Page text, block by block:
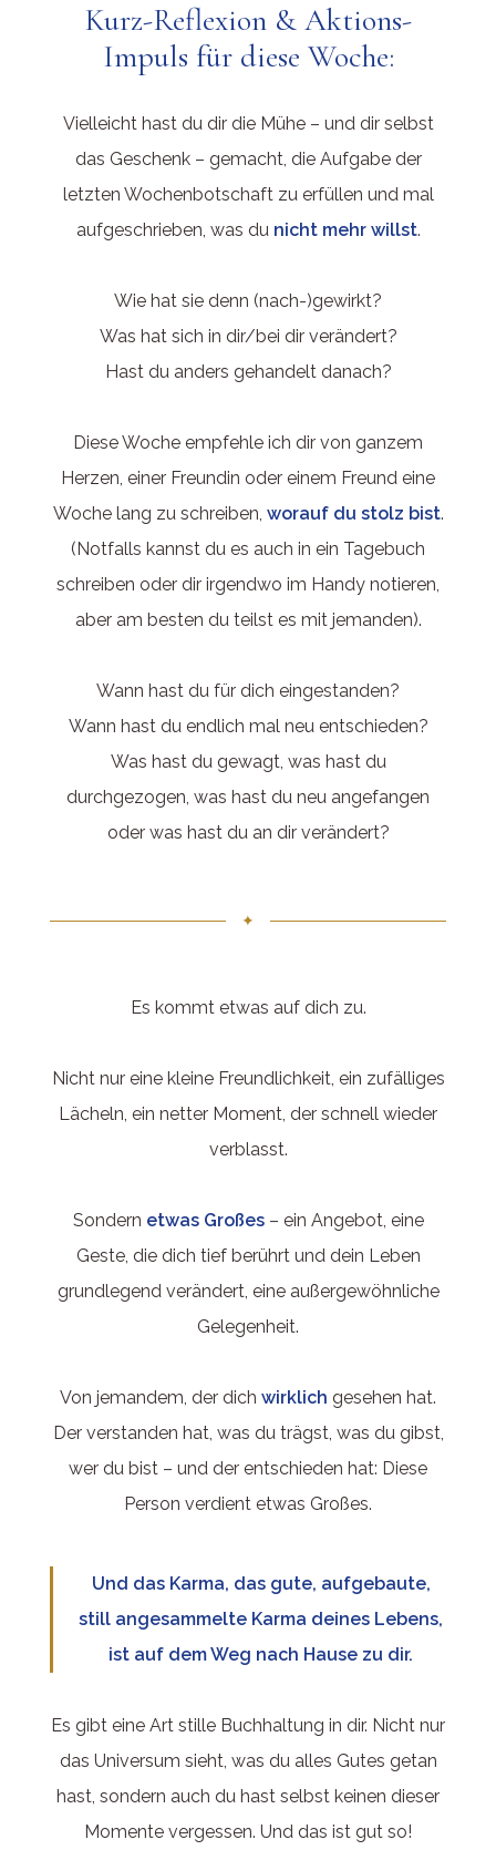
Kurz-Reflexion & Aktions-
Impuls für diese Woche:
Vielleicht hast du dir die Mühe – und dir selbst
das Geschenk – gemacht, die Aufgabe der
letzten Wochenbotschaft zu erfüllen und mal
aufgeschrieben, was du nicht mehr willst.
Wie hat sie denn (nach-)gewirkt?
Was hat sich in dir/bei dir verändert?
Hast du anders gehandelt danach?
Diese Woche empfehle ich dir von ganzem
Herzen, einer Freundin oder einem Freund eine
Woche lang zu schreiben, worauf du stolz bist.
(Notfalls kannst du es auch in ein Tagebuch
schreiben oder dir irgendwo im Handy notieren,
aber am besten du teilst es mit jemanden).
Wann hast du für dich eingestanden?
Wann hast du endlich mal neu entschieden?
Was hast du gewagt, was hast du
durchgezogen, was hast du neu angefangen
oder was hast du an dir verändert?
✦
Es kommt etwas auf dich zu.
Nicht nur eine kleine Freundlichkeit, ein zufälliges
Lächeln, ein netter Moment, der schnell wieder
verblasst.
Sondern etwas Großes– ein Angebot, eine
Geste, die dich tief berührt und dein Leben
grundlegend verändert, eine außergewöhnliche
Gelegenheit.
Von jemandem, der dich wirklich gesehen hat.
Der verstanden hat, was du trägst, was du gibst,
wer du bist – und der entschieden hat: Diese
Person verdient etwas Großes.
Und das Karma, das gute, aufgebaute,
still angesammelte Karma deines Lebens,
ist auf dem Weg nach Hause zu dir.
Es gibt eine Art stille Buchhaltung in dir. Nicht nur
das Universum sieht, was du alles Gutes getan
hast, sondern auch du hast selbst keinen dieser
Momente vergessen. Und das ist gut so!